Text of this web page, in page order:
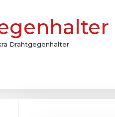
Drahtgegenhalter